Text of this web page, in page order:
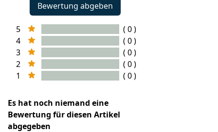
Bewertung abgeben
5
( 0 )
4
( 0 )
3
( 0 )
2
( 0 )
1
( 0 )
Es hat noch niemand eine
Bewertung für diesen Artikel
abgegeben